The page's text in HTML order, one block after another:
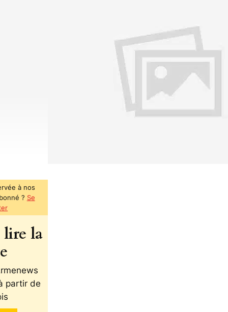
à nos
?Se
lire la
partir de